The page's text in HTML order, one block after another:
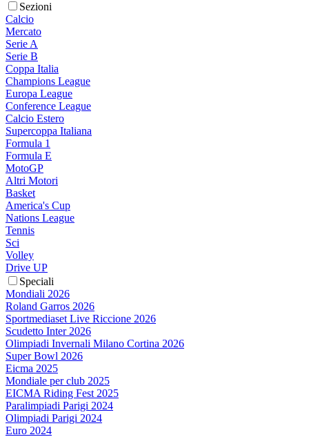
Sezioni
Calcio
Mercato
Serie A
Serie B
Coppa Italia
Champions League
Europa League
Conference League
Calcio Estero
Supercoppa Italiana
Formula 1
Formula E
MotoGP
Altri Motori
Basket
America's Cup
Nations League
Tennis
Sci
Volley
Drive UP
Speciali
Mondiali 2026
Roland Garros 2026
Sportmediaset Live Riccione 2026
Scudetto Inter 2026
Olimpiadi Invernali Milano Cortina 2026
Super Bowl 2026
Eicma 2025
Mondiale per club 2025
EICMA Riding Fest 2025
Paralimpiadi Parigi 2024
Olimpiadi Parigi 2024
Euro 2024